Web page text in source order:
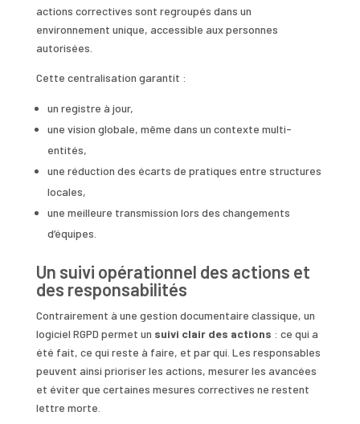
actions correctives sont regroupés dans un
environnement unique, accessible aux personnes
autorisées.
Cette centralisation garantit :
un registre à jour,
une vision globale, même dans un contexte multi-
entités,
une réduction des écarts de pratiques entre structures
locales,
une meilleure transmission lors des changements
d’équipes.
Un suivi opérationnel des actions et
des responsabilités
Contrairement à une gestion documentaire classique, un
logiciel RGPD permet un suivi clair des actions : ce qui a
été fait, ce qui reste à faire, et par qui. Les responsables
peuvent ainsi prioriser les actions, mesurer les avancées
et éviter que certaines mesures correctives ne restent
lettre morte.